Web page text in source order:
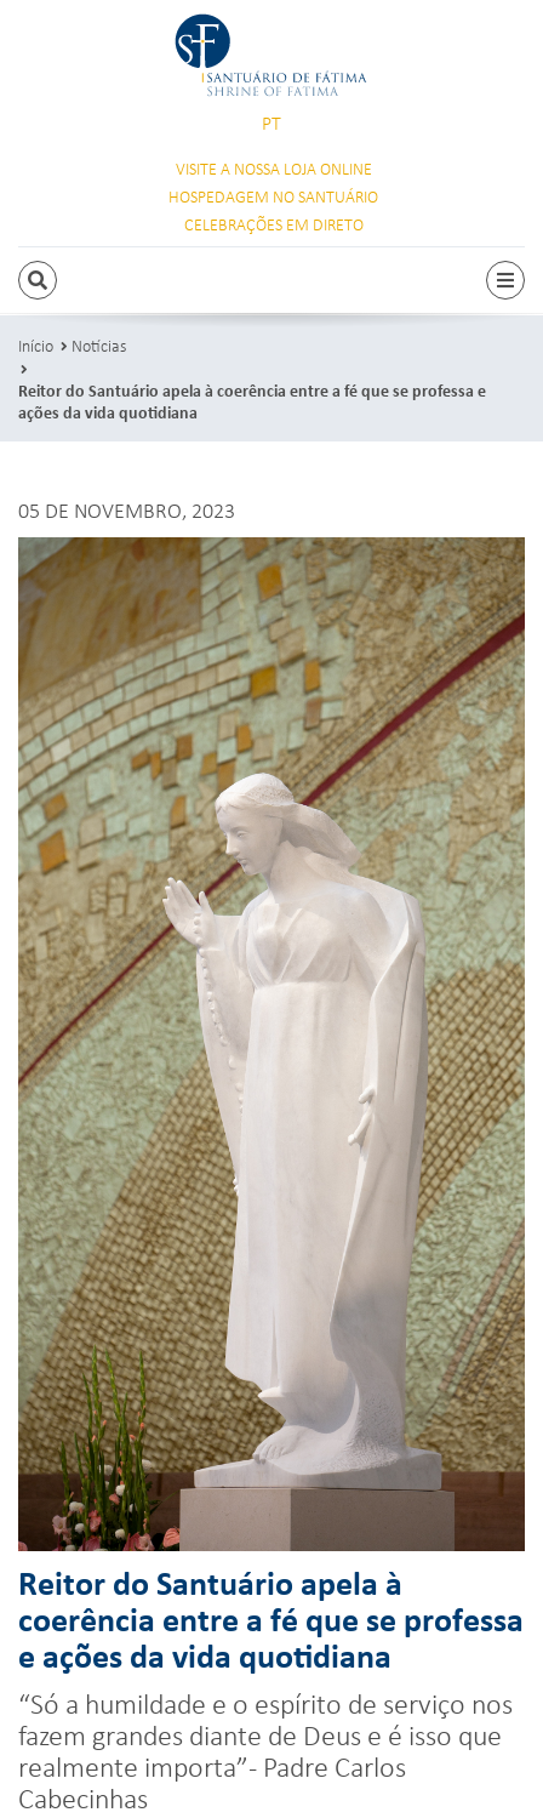
PT
VISITE A NOSSA LOJA ONLINE
HOSPEDAGEM NO SANTUÁRIO
CELEBRAÇÕES EM DIRETO
PESQUISAR
Início
Notícias
Reitor do Santuário apela à coerência entre a fé que se professa e
ações da vida quotidiana
05 DE NOVEMBRO, 2023
Reitor do Santuário apela à
coerência entre a fé que se professa
e ações da vida quotidiana
“Só a humildade e o espírito de serviço nos
fazem grandes diante de Deus e é isso que
realmente importa”- Padre Carlos
Cabecinhas